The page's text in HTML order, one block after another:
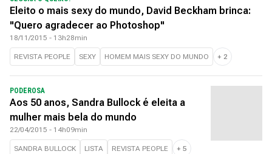
Eleito o mais sexy do mundo, David Beckham brinca:
"Quero agradecer ao Photoshop"
18/11/2015 - 13h28min
REVISTA PEOPLE SEXY HOMEM MAIS SEXY DO MUNDO + 2
PODEROSA
Aos 50 anos, Sandra Bullock é eleita a
mulher mais bela do mundo
22/04/2015 - 14h09min
SANDRA BULLOCK LISTA REVISTA PEOPLE + 5